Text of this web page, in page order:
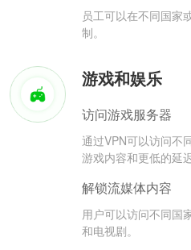
员工可以在不同国家
制。
游戏和娱乐
访问游戏服务器
通过VPN可以访问不
游戏内容和更低的延迟
解锁流媒体内容
用户可以访问不同国
和电视剧。